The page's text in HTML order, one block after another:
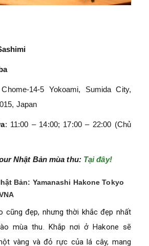
14-5 Yokoami, Sumida City,
Japan
: 11:00 – 14:00; 17:00 – 22:00 (Chủ
Nhật Bản mùa thu: Tại đây!
Bản: Yamanashi Hakone Tokyo
cũng đẹp, nhưng thời khắc đẹp nhất
mùa thu. Khắp nơi ở Hakone sẽ
vàng và đỏ rực của lá cây, mang